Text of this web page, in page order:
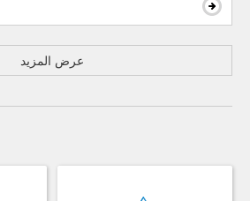
عرض المزيد